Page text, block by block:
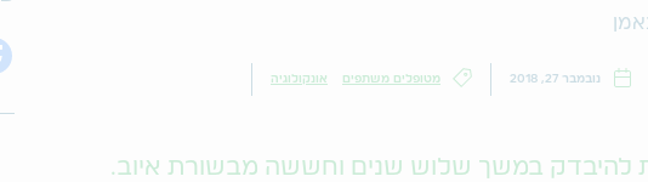
נובמבר 27, 2018 מטופלים משתפים אונקולוגיה
להיבדק במשך שלוש שנים וחששה מבשורת איוב.